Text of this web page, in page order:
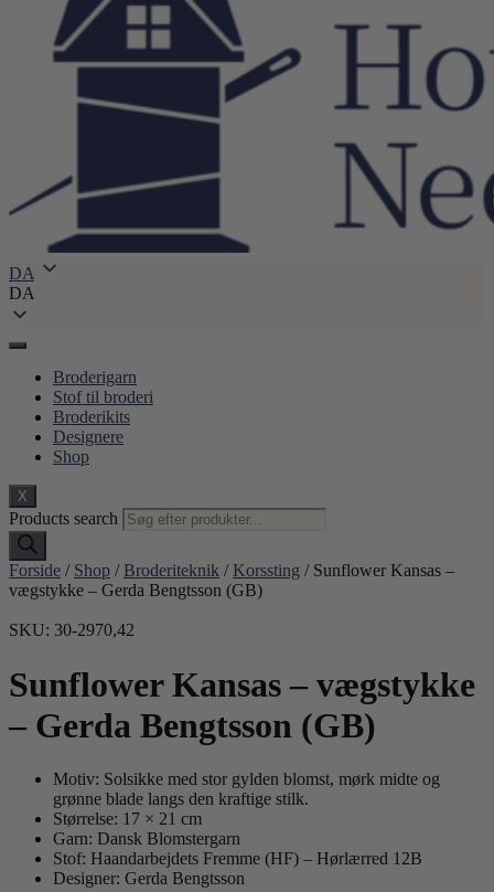
DA
DA
Broderigarn
Stof til broderi
Broderikits
Designere
Shop
X
Products search
Forside / Shop / Broderiteknik / Korssting / Sunflower Kansas –
vægstykke – Gerda Bengtsson (GB)
SKU: 30-2970,42
Sunflower Kansas – vægstykke
– Gerda Bengtsson (GB)
Motiv: Solsikke med stor gylden blomst, mørk midte og
grønne blade langs den kraftige stilk.
Størrelse: 17 × 21 cm
Garn: Dansk Blomstergarn
Stof: Haandarbejdets Fremme (HF) – Hørlærred 12B
Designer: Gerda Bengtsson